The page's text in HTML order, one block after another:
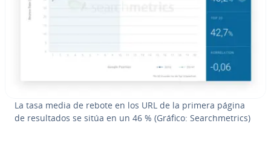
La tasa media de rebote en los URL de la primera página
de re­su­l­ta­dos se sitúa en un 46 % (Gráfico: Sea­r­ch­me­tri­cs)